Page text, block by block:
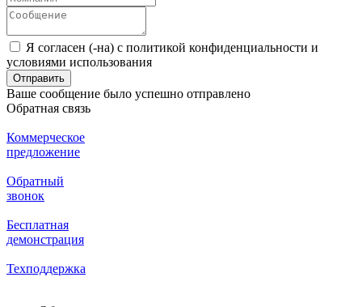
Я согласен (-на) с политикой конфиденциальности и
условиями использования
Отправить
Ваше сообщение было успешно отправлено
Обратная связь
Коммерческое
предложение
Обратный
звонок
Бесплатная
демонстрация
Техподдержка